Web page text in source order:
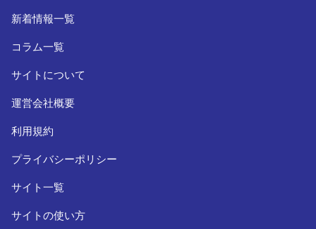
新着情報一覧
コラム一覧
サイトについて
運営会社概要
利用規約
プライバシーポリシー
サイト一覧
サイトの使い方